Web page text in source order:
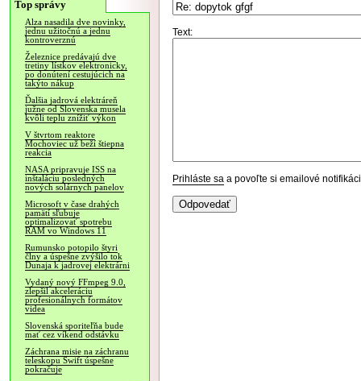
Top správy
Alza nasadila dve novinky,
jednu užitočnú a jednu
kontroverznú
Železnice predávajú dve
tretiny lístkov elektronicky,
po donútení cestujúcich na
takýto nákup
Ďalšia jadrová elektráreň
južne od Slovenska musela
kvôli teplu znížiť výkon
V štvrtom reaktore
Mochoviec už beží štiepna
reakcia
NASA pripravuje ISS na
inštaláciu posledných
nových solárnych panelov
Microsoft v čase drahých
pamätí sľubuje
optimalizovať spotrebu
RAM vo Windows 11
Rumunsko potopilo štyri
člny a úspešne zvýšilo tok
Dunaja k jadrovej elektrárni
Vydaný nový FFmpeg 9.0,
zlepšil akceleráciu
profesionálnych formátov
videa
Slovenská sporiteľňa bude
mať cez víkend odstávku
Záchrana misie na záchranu
teleskopu Swift úspešne
pokračuje
Text:
Prihláste sa a povoľte si emailové